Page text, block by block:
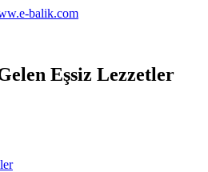
Eşsiz Lezzetler